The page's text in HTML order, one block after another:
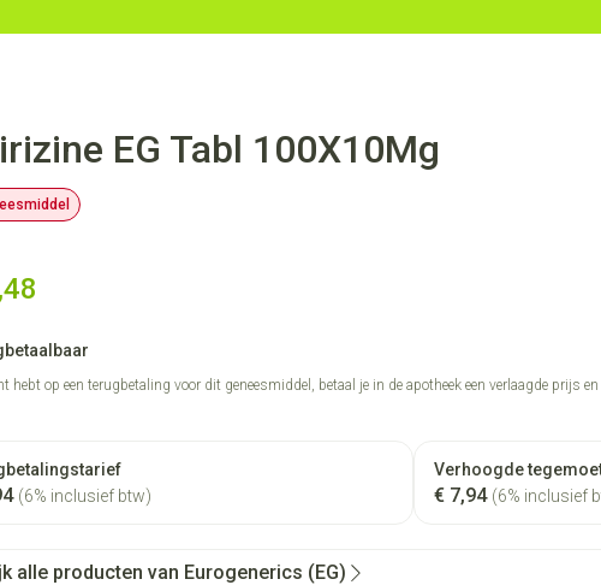
EG Tabl 100X10Mg
hebt op een terugbetaling voor dit geneesmiddel, betaal je in de apotheek een verlaagde prijs
(6% inclusief btw)
Verhoogde
€ 7,94 (6% inclusief
alle producten van Eurogenerics (EG)